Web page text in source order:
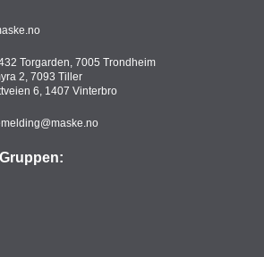
Torgarden, 7005 Trondheim
2, 7093 Tiller
6, 1407 Vinterbro